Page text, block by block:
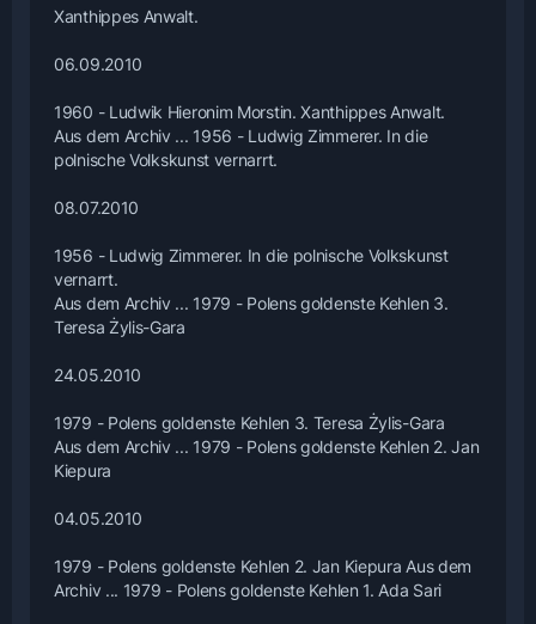
Xanthippes Anwalt.
06.09.2010
1960 - Ludwik Hieronim Morstin. Xanthippes Anwalt.
Aus dem Archiv ... 1956 - Ludwig Zimmerer. In die
polnische Volkskunst vernarrt.
08.07.2010
1956 - Ludwig Zimmerer. In die polnische Volkskunst
vernarrt.
Aus dem Archiv ... 1979 - Polens goldenste Kehlen 3.
Teresa Żylis-Gara
24.05.2010
1979 - Polens goldenste Kehlen 3. Teresa Żylis-Gara
Aus dem Archiv ... 1979 - Polens goldenste Kehlen 2. Jan
Kiepura
04.05.2010
1979 - Polens goldenste Kehlen 2. Jan Kiepura Aus dem
Archiv ... 1979 - Polens goldenste Kehlen 1. Ada Sari